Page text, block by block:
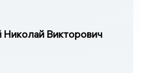
Николай Викторович